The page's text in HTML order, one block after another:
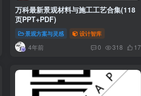
万科最新景观材料与施工工艺合集(118
页PPT+PDF)
景观方案与灵感 设计智库
4年前 0 318 17